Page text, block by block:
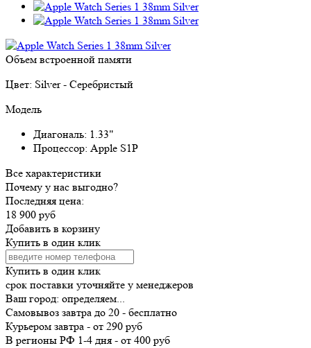
Объем встроенной памяти
Цвет: Silver - Серебристый
Модель
Диагональ: 1.33"
Процессор: Apple S1P
Все характеристики
Почему у нас выгодно?
Последняя цена:
18 900 руб
Добавить в корзину
Купить в один клик
Купить в один клик
срок поставки уточняйте у менеджеров
Ваш город: определяем...
Самовывоз завтра до 20 - бесплатно
Курьером завтра - от 290 руб
В регионы РФ 1-4 дня - от 400 руб